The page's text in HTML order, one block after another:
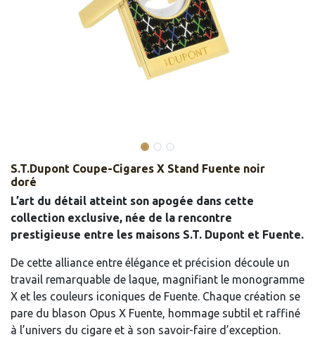
S.T.Dupont Coupe-Cigares X Stand Fuente noir
doré
L’art du détail atteint son apogée dans cette
collection exclusive, née de la rencontre
prestigieuse entre les maisons S.T. Dupont et Fuente.
De cette alliance entre élégance et précision découle un
travail remarquable de laque, magnifiant le monogramme
X et les couleurs iconiques de Fuente. Chaque création se
pare du blason Opus X Fuente, hommage subtil et raffiné
à l’univers du cigare et à son savoir-faire d’exception.